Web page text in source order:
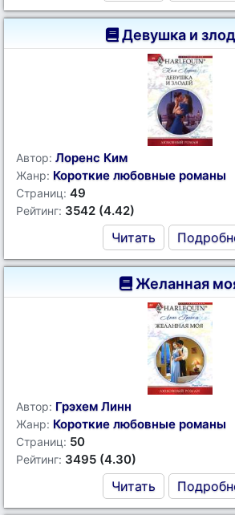
Девушка и
Автор: Лоренс Ким
Жанр: Короткие любовные романы
Страниц: 49
Рейтинг: 3542 (4.42)
Читать
Желанная
Автор: Грэхем Линн
Жанр: Короткие любовные романы
Страниц: 50
Рейтинг: 3495 (4.30)
Читать